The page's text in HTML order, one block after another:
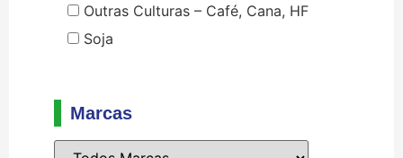
Outras Culturas – Café, Cana, HF
Soja
Marcas